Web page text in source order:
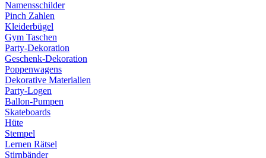
Namensschilder
Pinch Zahlen
Kleiderbügel
Gym Taschen
Party-Dekoration
Geschenk-Dekoration
Poppenwagens
Dekorative Materialien
Party-Logen
Ballon-Pumpen
Skateboards
Hüte
Stempel
Lernen Rätsel
Stirnbänder